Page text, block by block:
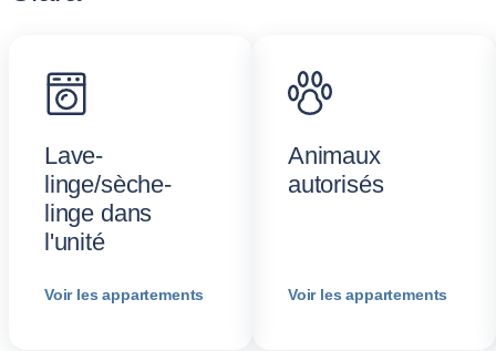
Lave-
linge/sèche-
linge dans
l'unité
Voir les appartements
Animaux
autorisés
Voir les appartements